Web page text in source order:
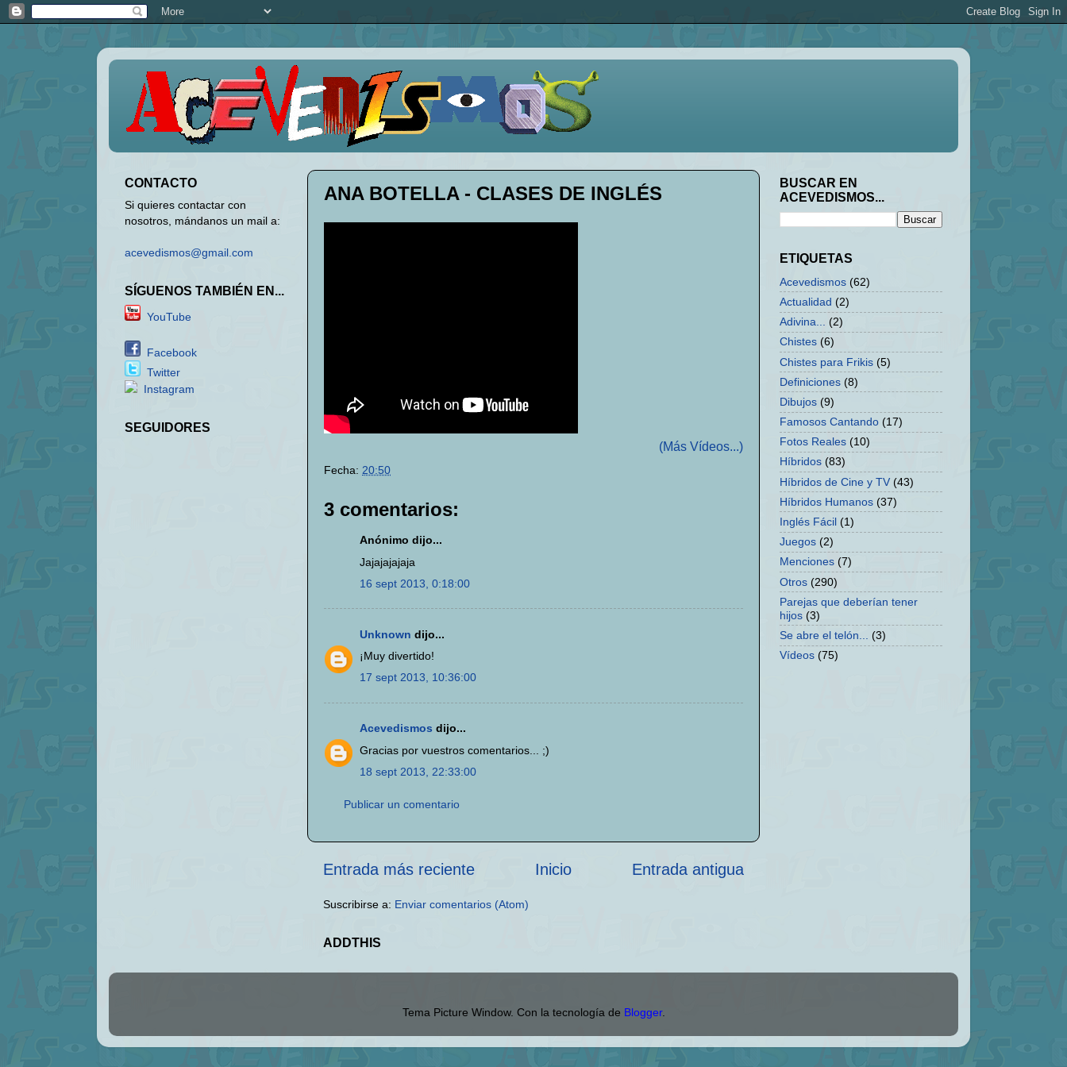
ANA BOTELLA - CLASES DE INGLÉS
(Más Vídeos...)
Fecha: 20:50
3 comentarios:
Anónimo dijo...
Jajajajajaja
16 sept 2013, 0:18:00
Unknown dijo...
¡Muy divertido!
17 sept 2013, 10:36:00
Acevedismos dijo...
Gracias por vuestros comentarios... ;)
18 sept 2013, 22:33:00
Publicar un comentario
Entrada más reciente Entrada antigua
Inicio
Suscribirse a: Enviar comentarios (Atom)
ADDTHIS
CONTACTO
Si quieres contactar con
nosotros, mándanos un mail a:
acevedismos@gmail.com
SÍGUENOS TAMBIÉN EN...
YouTube
Facebook
Twitter
Instagram
SEGUIDORES
BUSCAR EN
ACEVEDISMOS...
ETIQUETAS
Acevedismos (62)
Actualidad (2)
Adivina...
(2)
Chistes (6)
Chistes para Frikis (5)
Definiciones (8)
Dibujos (9)
Famosos Cantando (17)
Fotos Reales (10)
Híbridos (83)
Híbridos de Cine y TV (43)
Híbridos Humanos (37)
Inglés Fácil (1)
Juegos (2)
Menciones (7)
Otros (290)
Parejas que deberían tener
hijos (3)
Se abre el telón...
(3)
Vídeos (75)
Tema Picture Window. Con la tecnología de Blogger.